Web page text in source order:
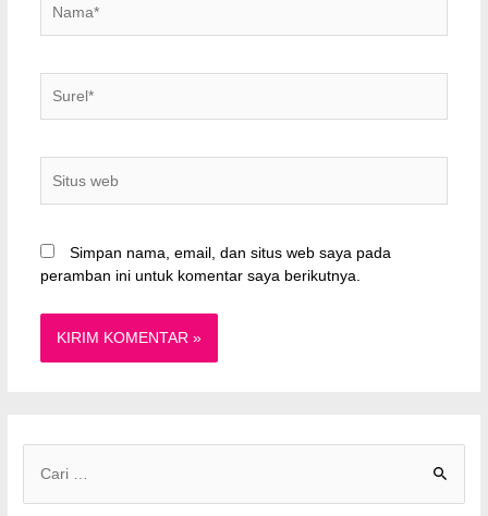
web
Simpan nama, email, dan situs web saya pada
peramban ini untuk komentar saya berikutnya.